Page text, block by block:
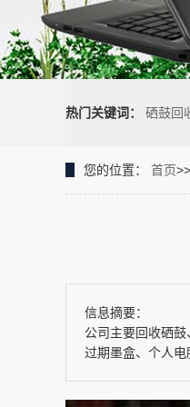
热门关键词： 硒鼓回
您的位置： 首页>>
信息摘要：
公司主要回收硒
过期墨盒、个人电